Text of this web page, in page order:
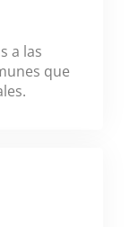
a las
que